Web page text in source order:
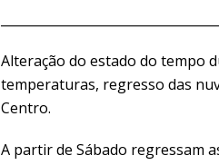
Alteração do estado do tempo
temperaturas, regresso das
Centro.
A partir de Sábado regressam